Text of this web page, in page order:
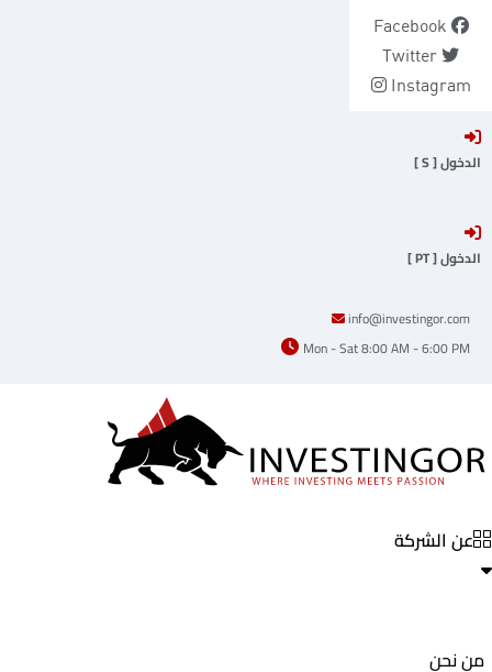
content
Facebook
Twitter
Instagram
الدخول [ S ]
الدخول [ PT ]
info@investingor.com
Mon - Sat 8:00 AM - 6:00 PM
عن الشركة
من نحن